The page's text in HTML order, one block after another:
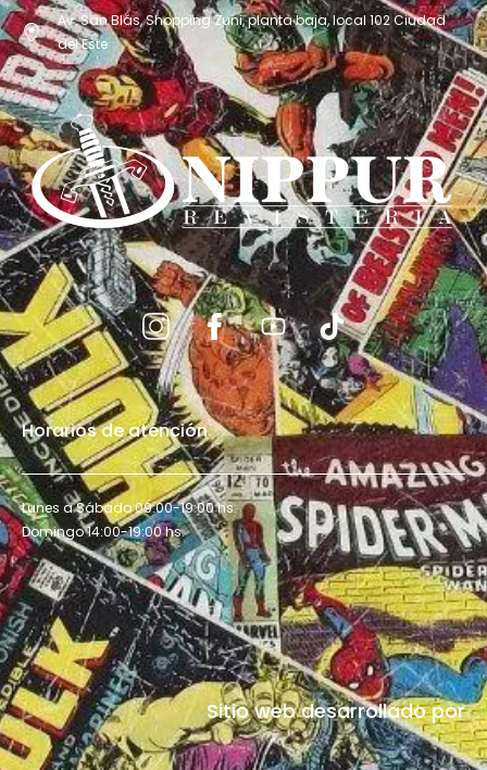
Av. San Blás, Shopping Zuni, planta baja, local 102 Ciudad
del Este
Horarios de atención
Lunes a Sábado 09:00-19:00 hs.
Domingo 14:00-19:00 hs.
Sitio web desarrollado por